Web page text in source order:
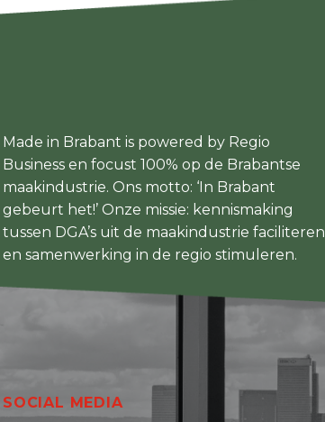
Made in Brabant is powered by Regio
Business en focust 100% op de Brabantse
maakindustrie. Ons motto: ‘In Brabant
gebeurt het!’ Onze missie: kennismaking
tussen DGA’s uit de maakindustrie faciliteren
en samenwerking in de regio stimuleren.
SOCIAL MEDIA